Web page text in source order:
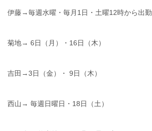
伊藤→毎週水曜・毎月1日・土曜12時から出勤
菊地→ 6日（月）・16日（木）
吉田→3日（金）・ 9日（木）
西山→ 毎週日曜日・18日（土）